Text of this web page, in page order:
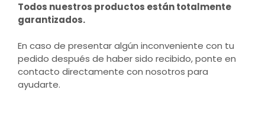
Todos nuestros productos están totalmente
garantizados.
En caso de presentar algún inconveniente con tu
pedido después de haber sido recibido, ponte en
contacto directamente con nosotros para
ayudarte.